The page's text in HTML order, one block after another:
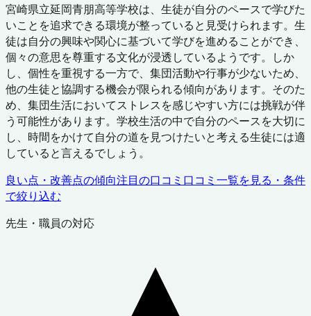
宮崎県立延岡青朋高等学校は、生徒が自分のペースで学びた
いことを追求できる環境が整っていると見受けられます。生
徒は自分の興味や関心に基づいて学びを進めることができ、
個々の意思を尊重する文化が浸透しているようです。しか
し、個性を重視する一方で、集団活動や行事が少ないため、
他の生徒と協調する機会が限られる傾向があります。そのた
め、集団生活においてストレスを感じやすい方には挑戦が伴
う可能性があります。学校生活の中で自分のペースを大切に
し、時間をかけて自分の道を見つけたいと考える生徒には適
していると言えるでしょう。
良い点・改善点の傾向注目の口コミ 口コミ一覧を見る・条件
で絞り込む
先生・職員の対応